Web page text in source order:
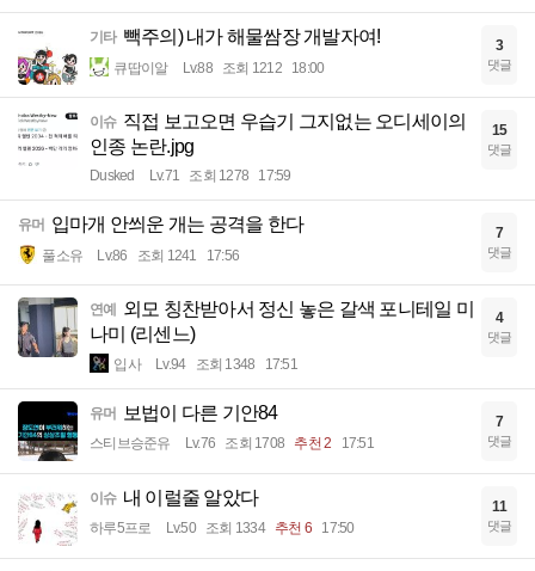
기타 빽주의) 내가 해물쌈장 개발자여!
큐땁이알 Lv.88 조회 1212 18:00
3
댓글
이슈 직접 보고오면 우습기 그지없는 오디세이의
인종 논란.jpg
Dusked Lv.71 조회 1278 17:59
15
댓글
유머 입마개 안씌운 개는 공격을 한다
풀소유 Lv.86 조회 1241 17:56
7
댓글
연예
외모 칭찬받아서 정신 놓은 갈색 포니테일 미
나미 (리센느)
입사 Lv.94 조회 1348 17:51
4
댓글
유머 보법이 다른 기안84
스티브승준유 Lv.76 조회 1708 추천 2 17:51
7
댓글
이슈 내 이럴줄 알았다
하루5프로 Lv.50 조회 1334 추천 6 17:50
11
댓글